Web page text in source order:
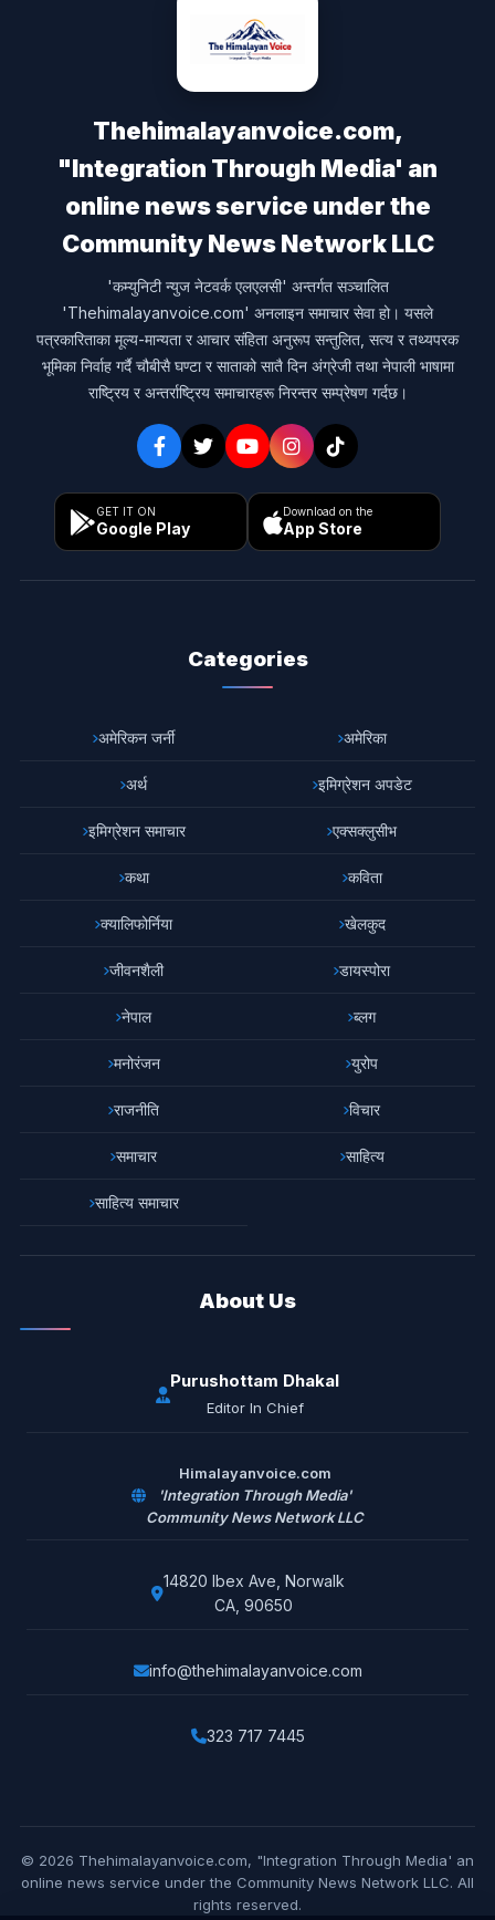
Thehimalayanvoice.com,
"Integration Through Media' an
online news service under the
Community News Network LLC
'कम्युनिटी न्युज नेटवर्क एलएलसी' अन्तर्गत सञ्चालित
'Thehimalayanvoice.com' अनलाइन समाचार सेवा हो। यसले
पत्रकारिताका मूल्य-मान्यता र आचार संहिता अनुरूप सन्तुलित, सत्य र तथ्यपरक
भूमिका निर्वाह गर्दै चौबीसै घण्टा र साताको सातै दिन अंग्रेजी तथा नेपाली भाषामा
राष्ट्रिय र अन्तर्राष्ट्रिय समाचारहरू निरन्तर सम्प्रेषण गर्दछ।
GET IT ON
Google Play
Download on the
App Store
Categories
अमेरिकन जर्नी अमेरिका
अर्थ इमिग्रेशन अपडेट
इमिग्रेशन समाचार एक्सक्लुसीभ
कथा कविता
क्यालिफोर्निया खेलकुद
जीवनशैली डायस्पोरा
नेपाल ब्लग
मनोरंजन युरोप
राजनीति विचार
समाचार साहित्य
साहित्य समाचार
About Us
Purushottam Dhakal
Editor In Chief
Himalayanvoice.com
'Integration Through Media'
Community News Network LLC
14820 Ibex Ave, Norwalk
CA, 90650
info@thehimalayanvoice.com
323 717 7445
© 2026 Thehimalayanvoice.com, "Integration Through Media' an
online news service under the Community News Network LLC. All
rights reserved.